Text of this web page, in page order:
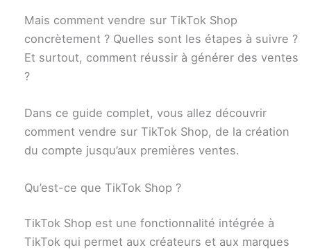
Mais comment vendre sur TikTok Shop
concrètement ? Quelles sont les étapes à suivre ?
Et surtout, comment réussir à générer des ventes
?
Dans ce guide complet, vous allez découvrir
comment vendre sur TikTok Shop, de la création
du compte jusqu’aux premières ventes.
Qu’est-ce que TikTok Shop ?
TikTok Shop est une fonctionnalité intégrée à
TikTok qui permet aux créateurs et aux marques